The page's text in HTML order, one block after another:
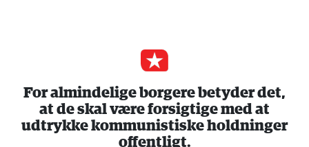
For almindelige borgere betyder det,
at de skal være forsigtige med at
udtrykke kommunistiske holdninger
offentligt.